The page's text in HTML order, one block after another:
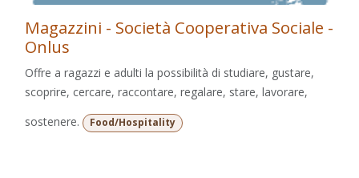
Magazzini - Società Cooperativa Sociale -
Onlus
Offre a ragazzi e adulti la possibilità di studiare, gustare,
scoprire, cercare, raccontare, regalare, stare, lavorare,
sostenere.
Food/Hospitality